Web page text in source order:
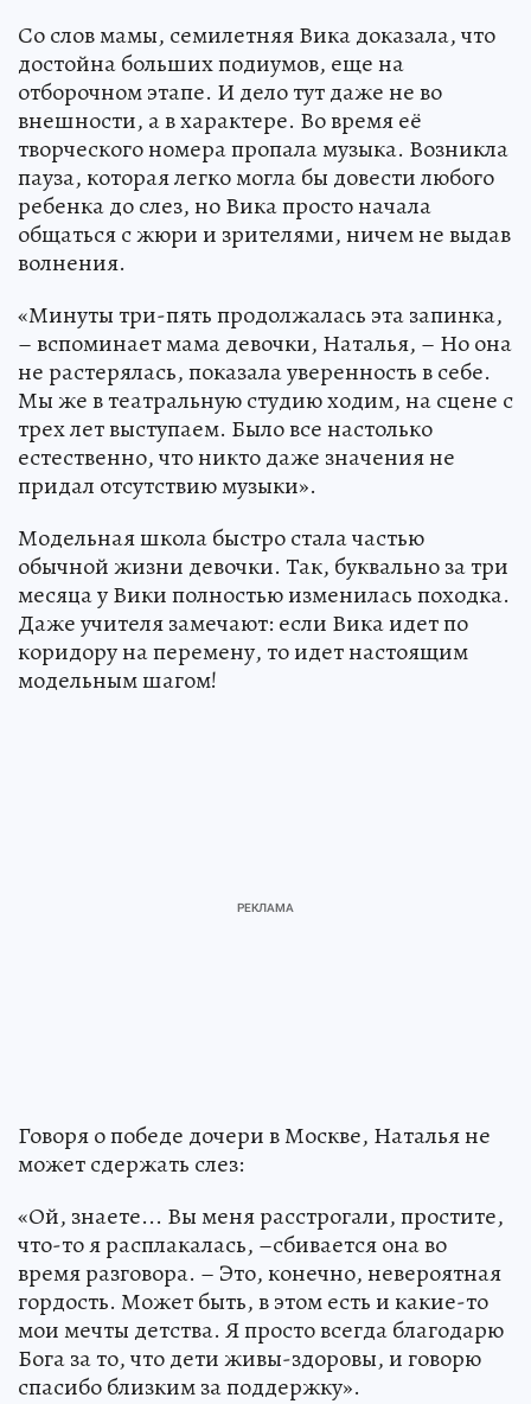
Со слов мамы, семилетняя Вика доказала, что
достойна больших подиумов, еще на
отборочном этапе. И дело тут даже не во
внешности, а в характере. Во время её
творческого номера пропала музыка. Возникла
пауза, которая легко могла бы довести любого
ребенка до слез, но Вика просто начала
общаться с жюри и зрителями, ничем не выдав
волнения.
«Минуты три-пять продолжалась эта запинка,
– вспоминает мама девочки, Наталья, – Но она
не растерялась, показала уверенность в себе.
Мы же в театральную студию ходим, на сцене с
трех лет выступаем. Было все настолько
естественно, что никто даже значения не
придал отсутствию музыки».
Модельная школа быстро стала частью
обычной жизни девочки. Так, буквально за три
месяца у Вики полностью изменилась походка.
Даже учителя замечают: если Вика идет по
коридору на перемену, то идет настоящим
модельным шагом!
Говоря о победе дочери в Москве, Наталья не
может сдержать слез:
«Ой, знаете... Вы меня расстрогали, простите,
что-то я расплакалась, –сбивается она во
время разговора. – Это, конечно, невероятная
гордость. Может быть, в этом есть и какие-то
мои мечты детства. Я просто всегда благодарю
Бога за то, что дети живы-здоровы, и говорю
спасибо близким за поддержку».